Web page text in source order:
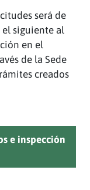
será de
el siguiente al
en el
de la Sede
creados
e inspección